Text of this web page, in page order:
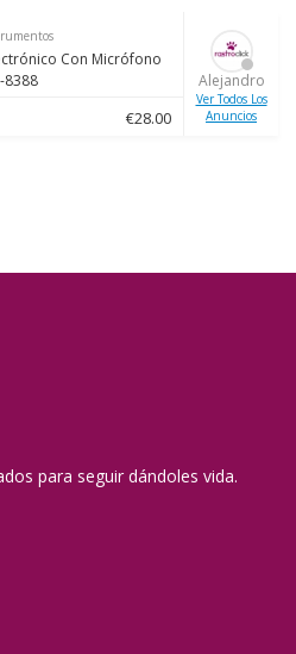
Con Micrófono
8388
€28.00
Alejandro
Ver Todos Los
Anuncios
para seguir dándoles vida.